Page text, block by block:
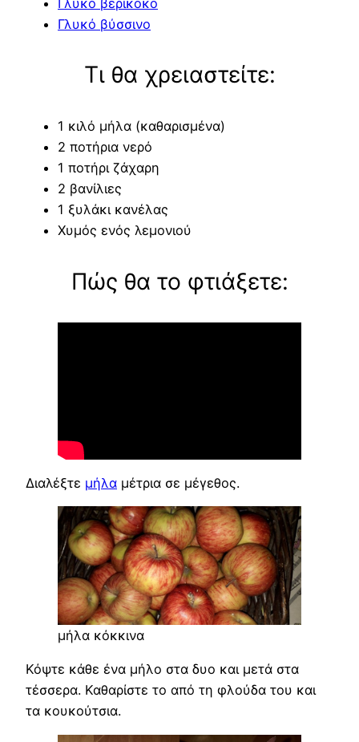
Γλυκό βύσσινο
Τι θα χρειαστείτε:
1 κιλό μήλα (καθαρισμένα)
2 ποτήρια νερό
1 ποτήρι ζάχαρη
2 βανίλιες
1 ξυλάκι κανέλας
Χυμός ενός λεμονιού
Πώς θα το φτιάξετε:
Διαλέξτε μήλα μέτρια σε μέγεθος.
μήλα κόκκινα
Κόψτε κάθε ένα μήλο στα δυο και μετά στα
τέσσερα. Καθαρίστε το από τη φλούδα του και
τα κουκούτσια.